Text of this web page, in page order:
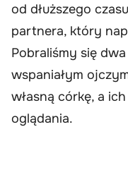
od dłuższego
partnera, który
Pobraliśmy się
wspaniałym
własną córkę, a
oglądania.